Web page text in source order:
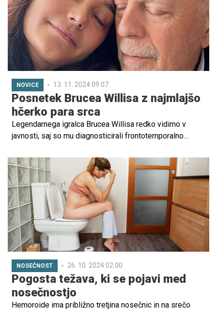
NOVICE 13. 11. 2024 09.07
Posnetek Brucea Willisa z najmlajšo
hčerko para srca
Legendarnega igralca Brucea Willisa redko vidimo v
javnosti, saj so mu diagnosticirali frontotemporalno
trudijo, da bi z njim preživeli čim več kakovostnih,
zasebnih trenutkov.
NOSEČNOST 26. 10. 2024 02.00
Pogosta težava, ki se pojavi med
nosečnostjo
Hemoroide ima približno tretjina nosečnic in na srečo